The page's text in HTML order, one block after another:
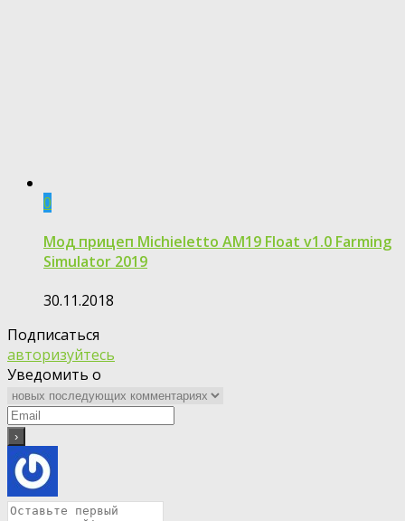
0
Мод прицеп Michieletto AM19 Float v1.0 Farming
Simulator 2019
30.11.2018
Подписаться
авторизуйтесь
Уведомить о